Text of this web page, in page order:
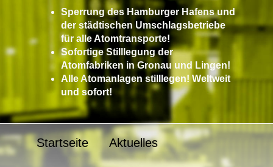
Sperrung des Hamburger Hafens und
der städtischen Umschlagsbetriebe
für alle Atomtransporte!
Sofortige Stilllegung der
Atomfabriken in Gronau und Lingen!
Alle Atomanlagen stilllegen! Weltweit
und sofort!
Startseite Aktuelles